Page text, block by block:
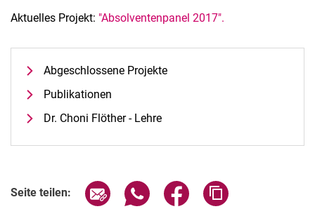
Aktuelles Projekt: "Absolventenpanel 2017".
Abgeschlossene Projekte
Publikationen
Dr. Choni Flöther - Lehre
Seite teilen: Seite über E-Mail teilen
Seite über WhatsApp teilen
Seite über Facebook